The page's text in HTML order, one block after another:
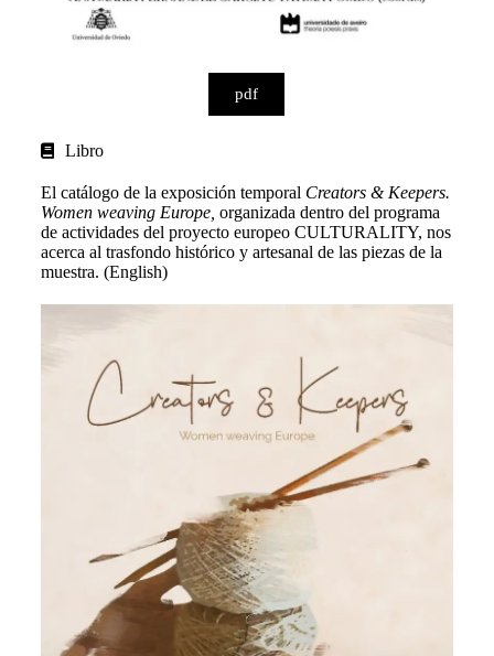
pdf
Libro
El catálogo de la exposición temporal Creators & Keepers.
Women weaving Europe, organizada dentro del programa
de actividades del proyecto europeo CULTURALITY, nos
acerca al trasfondo histórico y artesanal de las piezas de la
muestra. (English)